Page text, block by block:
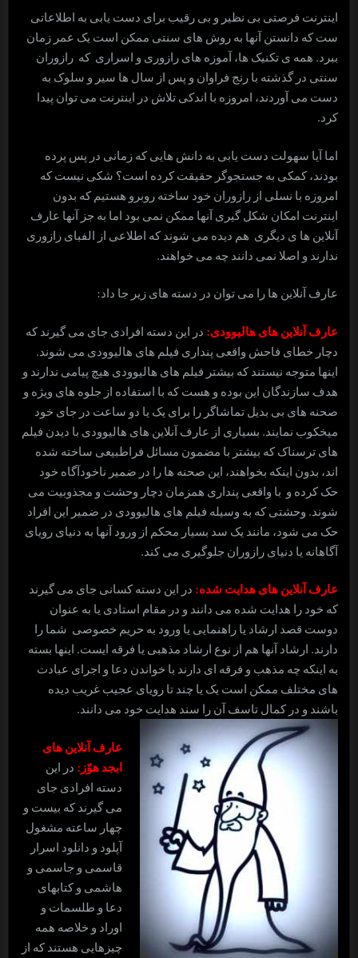
اینترنت فرصتی بی نظیر و بی رقیب برای دست یابی به اطلاعاتی
ست که دانستن آنها به روش های سنتی ممکن است یک عمر زمان
ببرد. همه ی تکنیک ها، آموزه های رازوری و اسراری که رازوران
سنتی در گذشته با رنج فراوان و پس از سال ها سیر و سلوک به
دست می آوردند، امروزه با اندکی تلاش در اینترنت می توان پیدا
کرد.
اما آیا سهولت دست یابی به دانش هایی که زمانی در پس پرده
بودند، کمکی به جستجوگر حقیقت کرده است؟ شکی نیست که
امروزه با نسلی از رازوران خود ساخته روبرو هستیم که بدون
اینترنت امکان شکل گیری آنها ممکن نمی بود اما به جز آنها عارف
آنلاین ها ی دیگری هم دیده می شوند که اطلاعی از الفبای رازوری
ندارند و اصلا نمی دانند چه می خواهند.
عارف آنلاین ها را می توان در دسته های زیر جا داد:
عارف آنلاین های هالیوودی: در این دسته افرادی جای می گیرند که
دچار خطای فاحش واقعی پنداری فیلم های هالیوودی می شوند.
اینها متوجه نیستند که بیشتر فیلم های هالیوودی هیچ پیامی ندارند و
هدف سازندگان این بوده و هست که با استفاده از جلوه های ویژه و
صحنه های بی بدیل تماشاگر را برای یک یا دو ساعت در جای خود
میخکوب نمایند. بسیاری از عارف آنلاین های هالیوودی با دیدن فیلم
های ترسناک که بیشتر با مضمون مسائل فراطبیعی ساخته شده
اند، بدون اینکه بخواهند، این صحنه ها را در ضمیر ناخودآگاه خود
حک کرده و با واقعی پنداری همزمان دچار وحشت و مجذوبیت می
شوند. وحشتی که به وسیله فیلم های هالیوودی در ضمیر این افراد
حک می شود، مانند یک سد بسیار محکم از ورود آنها به دنیای رویای
آگاهانه یا دنیای رازوران جلوگیری می کند.
عارف آنلاین های هدایت شده: در این دسته کسانی جای می گیرند
که خود را هدایت شده می دانند و در مقام استادی یا به عنوان
دوست قصد ارشاد یا راهنمایی یا ورود به حریم خصوصی شما را
دارند. ارشاد آنها هم از نوع ارشاد مذهبی یا فرقه ایست. اینها بسته
به اینکه چه مذهب و فرقه ای دارند با خواندن دعا و اجرای عبادت
های مختلف ممکن است یک یا چند تا رویای عجیب غریب دیده
باشند و در کمال تاسف آن را سند هدایت خود می دانند.
عارف آنلاین های
ابجد هوّز: در این
دسته افرادی جای
می گیرند که بیست و
چهار ساعته مشغول
آپلود و دانلود اسرار
قاسمی و جاسمی و
هاشمی و کتابهای
دعا و طلسمات و
اوراد و خلاصه همه
چیزهایی هستند که از